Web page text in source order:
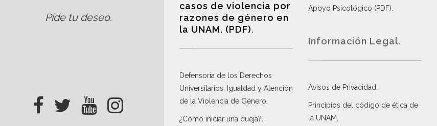
Pide tu deseo.
casos de violencia por
razones de género en
la UNAM. (PDF).
Defensoría de los Derechos
Universitarios, Igualdad y Atención
de la Violencia de Género
¿Cómo iniciar una queja?
Apoyo Psicológico (PDF)
Información Legal.
Avisos de Privacidad
Principios del código de ética de
la UNAM